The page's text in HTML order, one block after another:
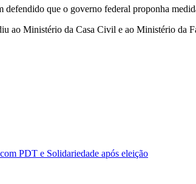
defendido que o governo federal proponha
ao Ministério da Casa Civil e ao Ministério da
PDT e Solidariedade após eleição